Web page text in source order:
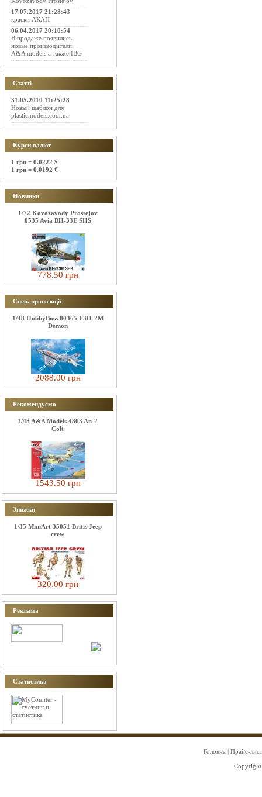
17.07.2017 21:28:43
краски АКАН
06.04.2017 20:10:54
В продаже появились
новые производители
A&A models а также IBG
Статті
31.05.2010 11:25:28
Новый шаблон для
plasticmodels.com.ua
Курси валют
1 грн = 0.0222 $
1 грн = 0.0192 €
Новинки
1/72 Kovozavody Prostejov
0535 Avia BH-33E SHS
778.50 грн
Спец. пропозиції
1/48 HobbyBoss 80365 F3H-2M
Demon
2088.00 грн
Рекомендуємо
1/48 A&A Models 4803 An-2
Colt
1543.50 грн
Знижки
1/35 MiniArt 35051 Britis Jeep
crew
320.00 грн
Реклама
Статистика
Головна | Прайс-лист